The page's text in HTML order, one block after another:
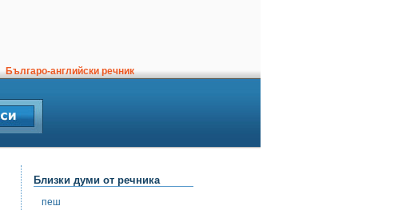
Българо-английски речник
Близки думи от речника
пеш